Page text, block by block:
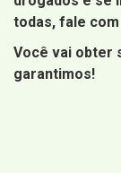
todas, fale
Você vai obter
garantimos!